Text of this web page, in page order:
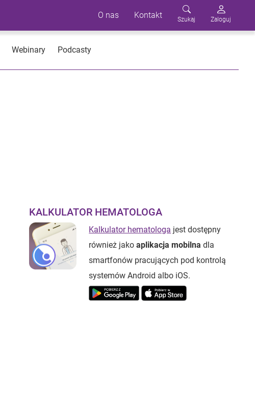
O nas Kontakt Szukaj Zaloguj
Webinary Podcasty
KALKULATOR HEMATOLOGA
Kalkulator hematologa jest dostępny
również jakoaplikacja mobilna dla
smartfonów pracujących pod kontrolą
systemów Android albo iOS.